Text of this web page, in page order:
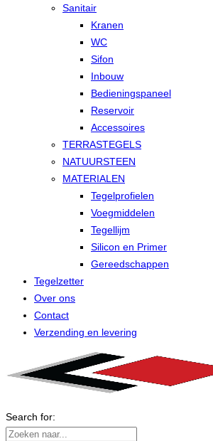
Sanitair
Kranen
WC
Sifon
Inbouw
Bedieningspaneel
Reservoir
Accessoires
TERRASTEGELS
NATUURSTEEN
MATERIALEN
Tegelprofielen
Voegmiddelen
Tegellijm
Silicon en Primer
Gereedschappen
Tegelzetter
Over ons
Contact
Verzending en levering
Search for: